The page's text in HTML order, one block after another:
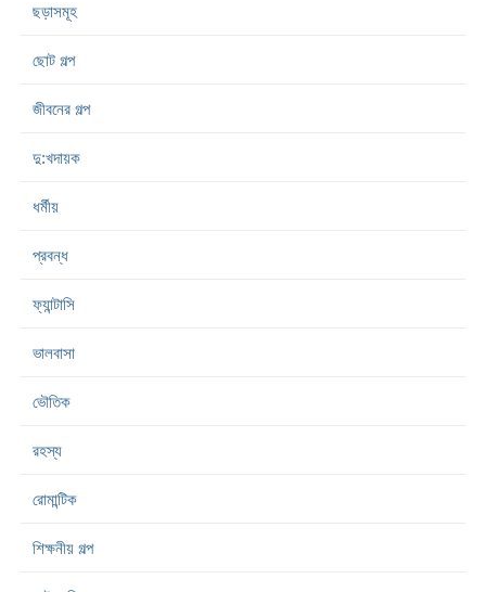
ছড়াসমূহ
ছোট গল্প
জীবনের গল্প
দু:খদায়ক
ধর্মীয়
প্রবন্ধ
ফ্যান্টাসি
ভালবাসা
ভৌতিক
রহস্য
রোমান্টিক
শিক্ষনীয় গল্প